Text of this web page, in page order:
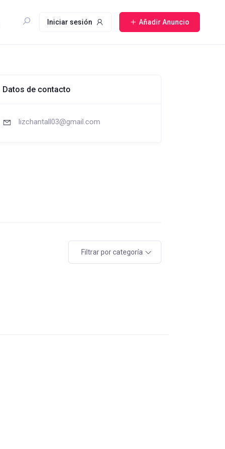
Iniciar sesión Añadir Anuncio
Datos de contacto
lizchantall03@gmail.com
Filtrar por categoría